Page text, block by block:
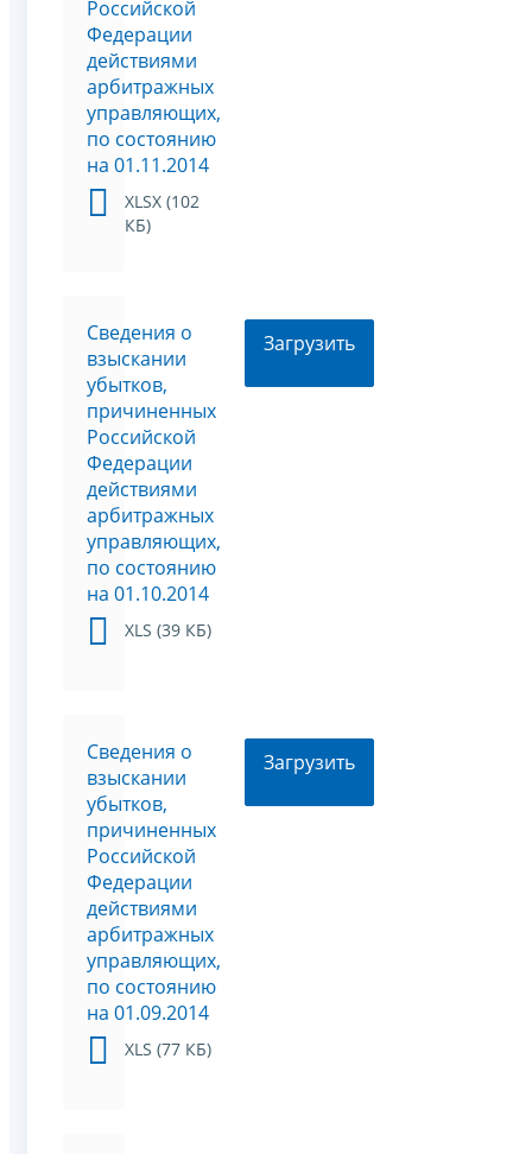
Российской
Федерации
действиями
арбитражных
управляющих,
по состоянию
на 01.11.2014
XLSX (102
КБ)
Сведения о
взыскании
убытков,
причиненных
Российской
Федерации
действиями
арбитражных
управляющих,
по состоянию
на 01.10.2014
XLS (39 КБ)
Загрузить
Сведения о
взыскании
убытков,
причиненных
Российской
Федерации
действиями
арбитражных
управляющих,
по состоянию
на 01.09.2014
XLS (77 КБ)
Загрузить